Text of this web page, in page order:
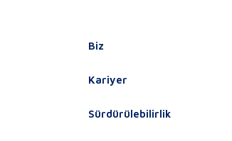
Biz
Kariyer
Sürdürülebilirlik